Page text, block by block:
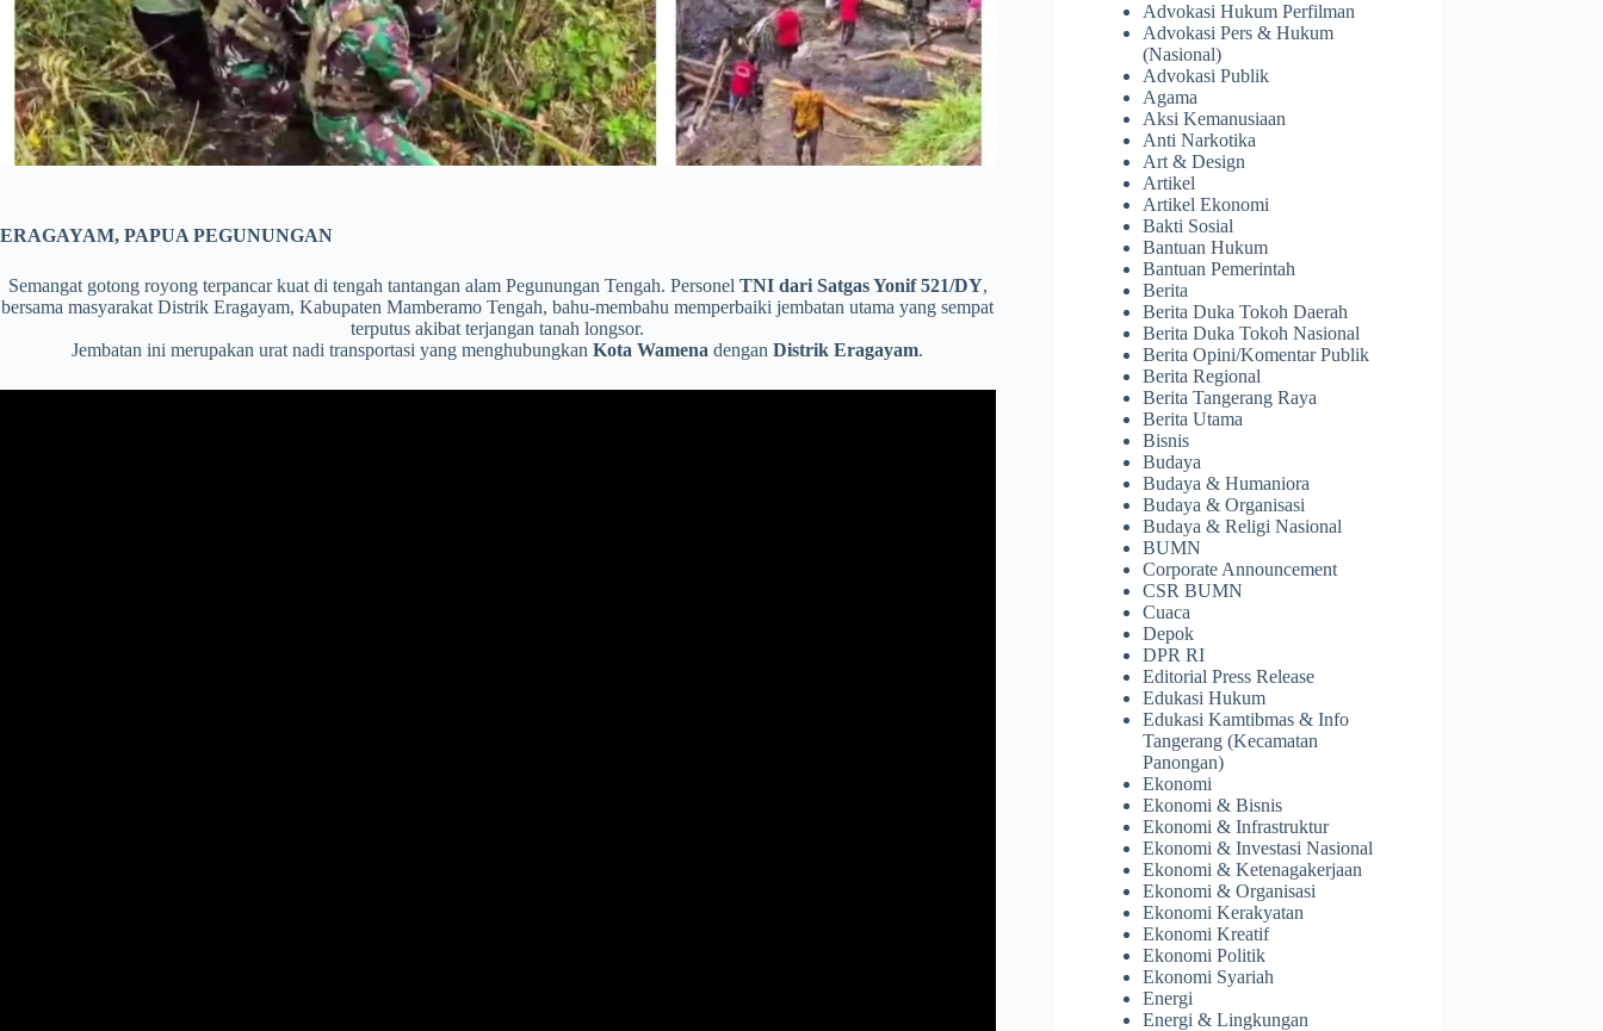
ERAGAYAM, PAPUA PEGUNUNGAN
Semangat gotong royong terpancar kuat di tengah tantangan alam Pegunungan Tengah. Personel TNI dari Satgas Yonif 521/DY,
bersama masyarakat Distrik Eragayam, Kabupaten Mamberamo Tengah, bahu-membahu memperbaiki jembatan utama yang sempat
terputus akibat terjangan tanah longsor.
​Jembatan ini merupakan urat nadi transportasi yang menghubungkanKota Wamena denganDistrik Eragayam.
Advokasi Hukum Perfilman
Advokasi Pers & Hukum
(Nasional)
Advokasi Publik
Agama
Aksi Kemanusiaan
Anti Narkotika
Art & Design
Artikel
Artikel Ekonomi
Bakti Sosial
Bantuan Hukum
Bantuan Pemerintah
Berita
Berita Duka Tokoh Daerah
Berita Duka Tokoh Nasional
Berita Opini/Komentar Publik
Berita Regional
Berita Tangerang Raya
Berita Utama
Bisnis
Budaya
Budaya & Humaniora
Budaya & Organisasi
Budaya & Religi Nasional
BUMN
Corporate Announcement
CSR BUMN
Cuaca
Depok
DPR RI
Editorial Press Release
Edukasi Hukum
Edukasi Kamtibmas & Info
Tangerang (Kecamatan
Panongan)
Ekonomi
Ekonomi & Bisnis
Ekonomi & Infrastruktur
Ekonomi & Investasi Nasional
Ekonomi & Ketenagakerjaan
Ekonomi & Organisasi
Ekonomi Kerakyatan
Ekonomi Kreatif
Ekonomi Politik
Ekonomi Syariah
Energi
Energi & Lingkungan